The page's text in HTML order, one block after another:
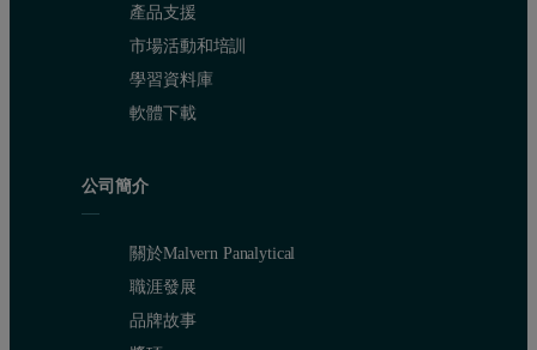
產品支援
市場活動和培訓
學習資料庫
軟體下載
公司簡介
關於Malvern Panalytical
職涯發展
品牌故事